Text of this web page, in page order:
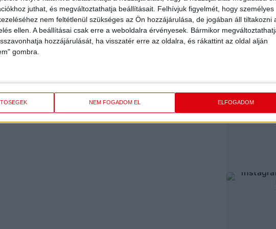
juthat, és megváltoztathatja beállításait. Felhívjuk figyelmét, hogy személyes
nem feltétlenül szükséges az Ön hozzájárulása, de jogában áll tiltakozni
ellen. A beállításai csak erre a weboldalra érvényesek. Bármikor
hozzájárulását, ha visszatér erre az oldalra, és rákattint az oldal alján
gombra.
NEM FOGADOM EL ELFOGADOM
át, hihetetlen élmény ilyen közegben, ilyen közönség
vagyok a csapatomra. Ma is jól játszottunk, és nagyszerű
nézőknek is a nagyszerű teljesítményt.
a szezonban, gratulálok minden játékosomnak.
mind a debreceni szurkolóknak. A harmadik hely mellé
KÖVESS